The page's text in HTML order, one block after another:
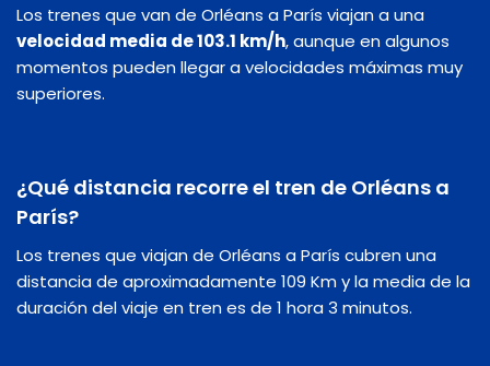
Los trenes que van de Orléans a París viajan a una
velocidad media de 103.1 km/h, aunque en algunos
momentos pueden llegar a velocidades máximas muy
superiores.
¿Qué distancia recorre el tren de Orléans a
París?
Los trenes que viajan de Orléans a París cubren una
distancia de aproximadamente 109 Km y la media de la
duración del viaje en tren es de 1 hora 3 minutos.